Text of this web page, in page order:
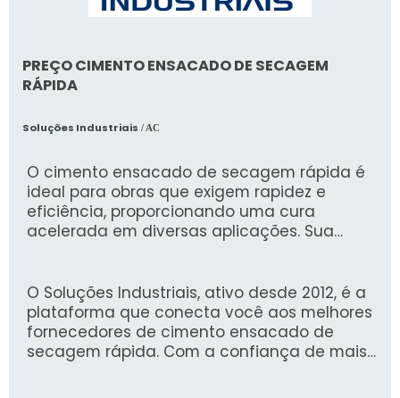
PREÇO CIMENTO ENSACADO DE SECAGEM
RÁPIDA
Soluções Industriais / AC
O cimento ensacado de secagem rápida é
ideal para obras que exigem rapidez e
eficiência, proporcionando uma cura
acelerada em diversas aplicações. Sua
das atividades em um curto espaço de
tempo.
O Soluções Industriais, ativo desde 2012, é a
plataforma que conecta você aos melhores
fornecedores de cimento ensacado de
secagem rápida. Com a confiança de mais